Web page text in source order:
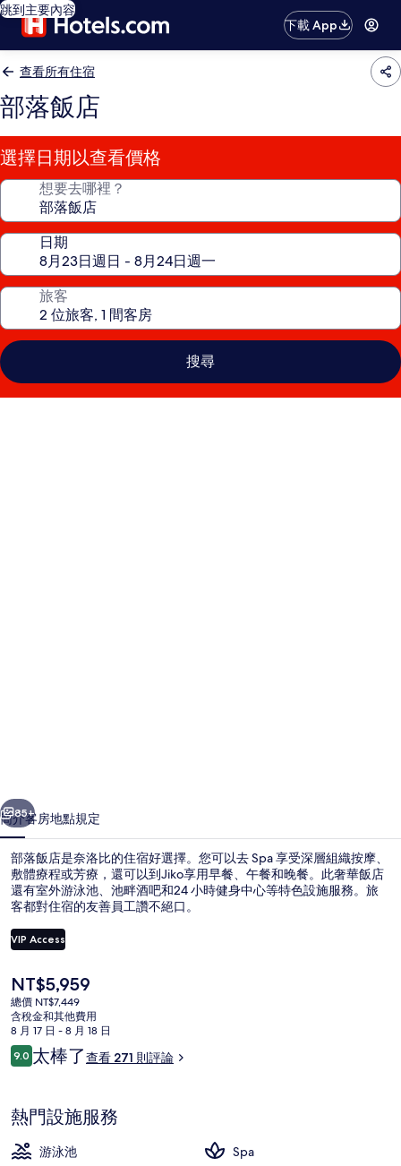
跳到主要內容
下載 App
查看所有住宿
部落飯店
選擇日期以查看價格
想要去哪裡？
日期
旅客
搜尋
集
個 下一個
85+
簡介客房地點規定
部落飯店是奈洛比的住宿好選擇。您可以去 Spa 享受深層組織按摩、
敷體療程或芳療，還可以到Jiko享用早餐、午餐和晚餐。此奢華飯店
還有室外游泳池、池畔酒吧和24 小時健身中心等特色設施服務。旅
客都對住宿的友善員工讚不絕口。
VIP Access
目
前
的
價
格
是
NT$5,959
總價 NT$7,449
含稅金和其他費用
8 月 17 日 - 8 月 18 日
評
論
9.09.0 分，滿分 10 分，
太棒了查看 271 則評論
熱門設施服務
游泳池
Spa